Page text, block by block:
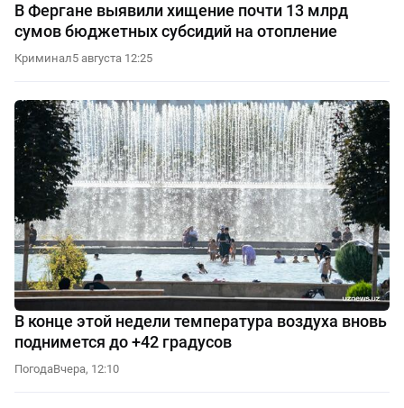
В Фергане выявили хищение почти 13 млрд
сумов бюджетных субсидий на отопление
Криминал5 августа 12:25
В конце этой недели температура воздуха вновь
поднимется до +42 градусов
ПогодаВчера, 12:10